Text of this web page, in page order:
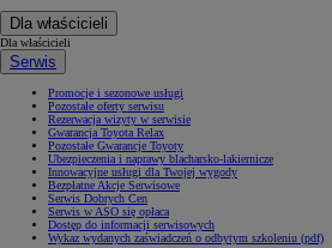
Dla właścicieli
Dla właścicieli
Serwis
Promocje i sezonowe usługi
Pozostałe oferty serwisu
Rezerwacja wizyty w serwisie
Gwarancja Toyota Relax
Pozostałe Gwarancje Toyoty
Ubezpieczenia i naprawy blacharsko-lakiernicze
Innowacyjne usługi dla Twojej wygody
Bezpłatne Akcje Serwisowe
Serwis Dobrych Cen
Serwis w ASO się opłaca
Dostęp do informacji serwisowych
Wykaz wydanych zaświadczeń o odbytym szkoleniu (pdf)